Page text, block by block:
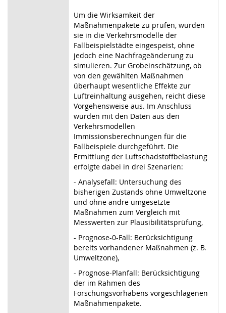
Um die Wirksamkeit der
Maßnahmenpakete zu prüfen, wurden
sie in die Verkehrsmodelle der
Fallbeispielstädte eingespeist, ohne
jedoch eine Nachfrageänderung zu
simulieren. Zur Grobeinschätzung, ob
von den gewählten Maßnahmen
überhaupt wesentliche Effekte zur
Luftreinhaltung ausgehen, reicht diese
Vorgehensweise aus. Im Anschluss
wurden mit den Daten aus den
Verkehrsmodellen
Immissionsberechnungen für die
Fallbeispiele durchgeführt. Die
Ermittlung der Luftschadstoffbelastung
erfolgte dabei in drei Szenarien:
- Analysefall: Untersuchung des
bisherigen Zustands ohne Umweltzone
und ohne andre umgesetzte
Maßnahmen zum Vergleich mit
Messwerten zur Plausibilitätsprüfung,
- Prognose-0-Fall: Berücksichtigung
bereits vorhandener Maßnahmen (z. B.
Umweltzone),
- Prognose-Planfall: Berücksichtigung
der im Rahmen des
Forschungsvorhabens vorgeschlagenen
Maßnahmenpakete.